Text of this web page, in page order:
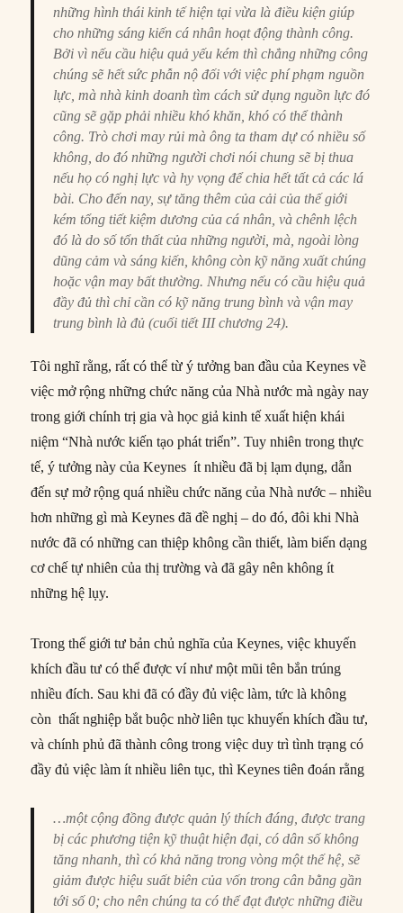
những hình thái kinh tế hiện tại vừa là điều kiện giúp
cho những sáng kiến cá nhân hoạt động thành công.
Bởi vì nếu cầu hiệu quả yếu kém thì chẳng những công
chúng sẽ hết sức phẫn nộ đối với việc phí phạm nguồn
lực, mà nhà kinh doanh tìm cách sử dụng nguồn lực đó
cũng sẽ gặp phải nhiều khó khăn, khó có thể thành
công. Trò chơi may rủi mà ông ta tham dự có nhiều số
không, do đó những người chơi nói chung sẽ bị thua
nếu họ có nghị lực và hy vọng để chia hết tất cả các lá
bài. Cho đến nay, sự tăng thêm của cải của thế giới
kém tổng tiết kiệm dương của cá nhân, và chênh lệch
đó là do số tổn thất của những người, mà, ngoài lòng
dũng cảm và sáng kiến, không còn kỹ năng xuất chúng
hoặc vận may bất thường. Nhưng nếu có cầu hiệu quả
đầy đủ thì chỉ cần có kỹ năng trung bình và vận may
trung bình là đủ (cuối tiết III chương 24).
Tôi nghĩ rằng, rất có thể từ ý tưởng ban đầu của Keynes về
việc mở rộng những chức năng của Nhà nước mà ngày nay
trong giới chính trị gia và học giả kinh tế xuất hiện khái
niệm “Nhà nước kiến tạo phát triển”. Tuy nhiên trong thực
tế, ý tưởng này của Keynes ít nhiều đã bị lạm dụng, dẫn
đến sự mở rộng quá nhiều chức năng của Nhà nước – nhiều
hơn những gì mà Keynes đã đề nghị – do đó, đôi khi Nhà
nước đã có những can thiệp không cần thiết, làm biến dạng
cơ chế tự nhiên của thị trường và đã gây nên không ít
những hệ lụy.
Trong thế giới tư bản chủ nghĩa của Keynes, việc khuyến
khích đầu tư có thể được ví như một mũi tên bắn trúng
nhiều đích. Sau khi đã có đầy đủ việc làm, tức là không
còn thất nghiệp bắt buộc nhờ liên tục khuyến khích đầu tư,
và chính phủ đã thành công trong việc duy trì tình trạng có
đầy đủ việc làm ít nhiều liên tục, thì Keynes tiên đoán rằng
…một cộng đồng được quản lý thích đáng, được trang
bị các phương tiện kỹ thuật hiện đại, có dân số không
tăng nhanh, thì có khả năng trong vòng một thế hệ, sẽ
giảm được hiệu suất biên của vốn trong cân bằng gần
tới số 0; cho nên chúng ta có thể đạt được những điều